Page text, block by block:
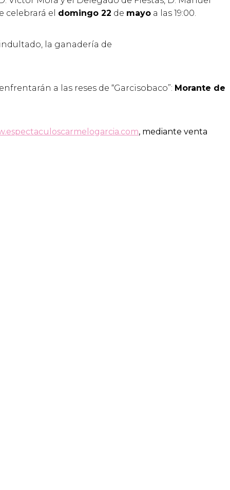
celebrará el domingo 22 de mayo a las 19:00.
la ganadería de
a las reses de “Garcisobaco”: Morante de
, mediante venta